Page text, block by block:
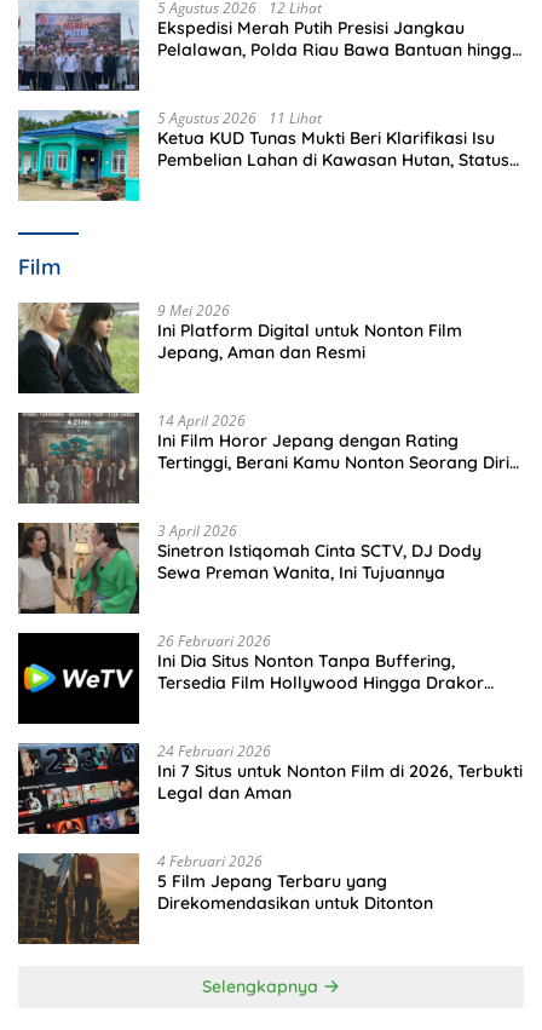
5 Agustus 2026 12 Lihat
Ekspedisi Merah Putih Presisi Jangkau
Pelalawan, Polda Riau Bawa Bantuan hingga
5 Agustus 2026 11 Lihat
Ketua KUD Tunas Mukti Beri Klarifikasi Isu
Pembelian Lahan di Kawasan Hutan, Status
Film
9 Mei 2026
Ini Platform Digital untuk Nonton Film
Jepang, Aman dan Resmi
14 April 2026
Ini Film Horor Jepang dengan Rating
Tertinggi, Berani Kamu Nonton Seorang Diri
3 April 2026
Sinetron Istiqomah Cinta SCTV, DJ Dody
Sewa Preman Wanita, Ini Tujuannya
26 Februari 2026
Ini Dia Situs Nonton Tanpa Buffering,
Tersedia Film Hollywood Hingga Drakor
24 Februari 2026
Ini 7 Situs untuk Nonton Film di 2026, Terbukti
Legal dan Aman
4 Februari 2026
5 Film Jepang Terbaru yang
Direkomendasikan untuk Ditonton
Selengkapnya